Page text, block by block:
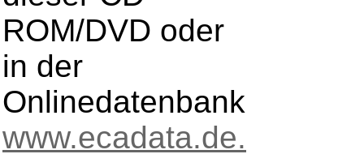
ROM/DVD oder
in der
Onlinedatenbank
www.ecadata.de.